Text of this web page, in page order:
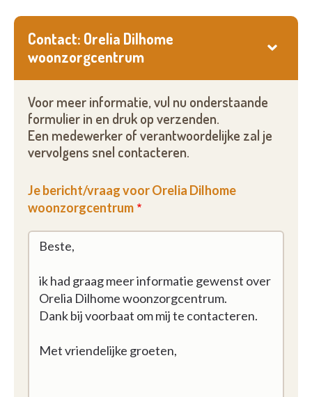
Contact: Orelia Dilhome
woonzorgcentrum
Voor meer informatie, vul nu onderstaande
formulier in en druk op verzenden.
Een medewerker of verantwoordelijke zal je
vervolgens snel contacteren.
Je bericht/vraag voor Orelia Dilhome
woonzorgcentrum